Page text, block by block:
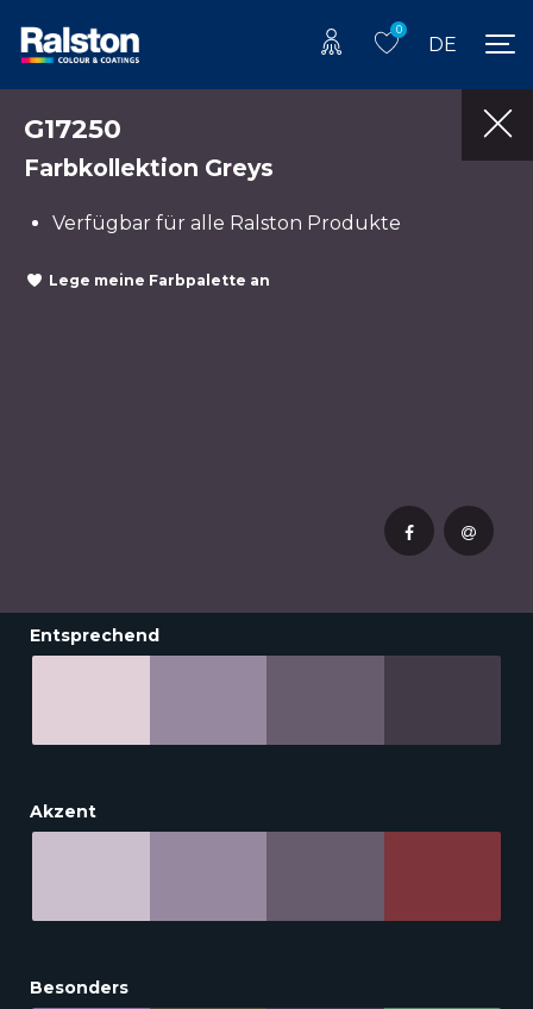
0
DE
G17250
Farbkollektion Greys
Verfügbar für alle Ralston Produkte
Lege meine Farbpalette an
Entsprechend
Akzent
Besonders